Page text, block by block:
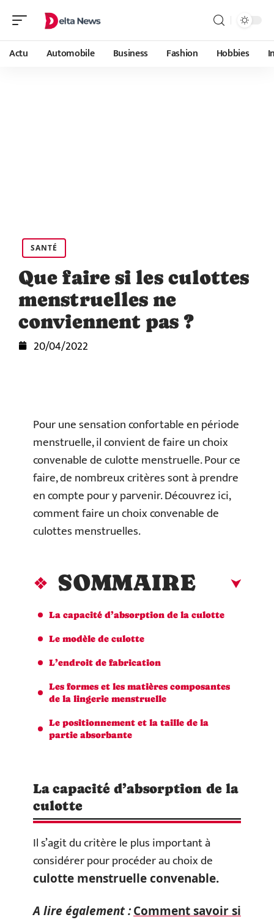
Actu Automobile Business Fashion Hobbies
SANTÉ
Que faire si les culottes
menstruelles ne
conviennent pas ?
20/04/2022
Pour une sensation confortable en période
menstruelle, il convient de faire un choix
convenable de culotte menstruelle. Pour ce
faire, de nombreux critères sont à prendre
en compte pour y parvenir. Découvrez ici,
comment faire un choix convenable de
culottes menstruelles.
SOMMAIRE
La capacité d’absorption de la culotte
Le modèle de culotte
L’endroit de fabrication
Les formes et les matières composantes
de la lingerie menstruelle
Le positionnement et la taille de la
partie absorbante
La capacité d’absorption de la
culotte
Il s’agit du critère le plus important à
considérer pour procéder au choix de
culotte menstruelle convenable.
A lire également :Comment savoir si